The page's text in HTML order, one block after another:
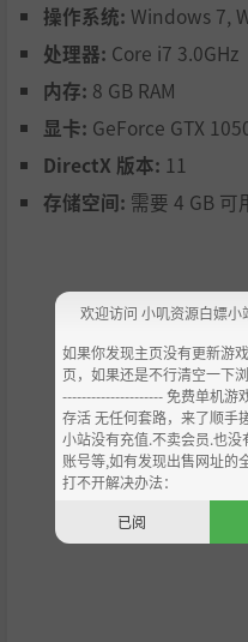
操作系统: Windows 7,
处理器: Core i7 3.0GHz
内存: 8 GB RAM
显卡: GeForce GTX
DirectX 版本: 11
存储空间: 需要 4 GB 可
欢迎访问 小叽资源白嫖小
如果你发现主页没有更新游
页，如果还是不行清空一下
--------------------- 免费单机游
存活 无任何套路，来了顺手
小站没有充值.不卖会员.也
账号等,如有发现出售网址的
打不开解决办法：
已阅